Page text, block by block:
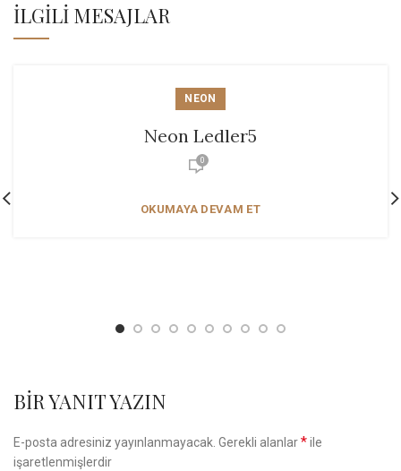
İLGILI MESAJLAR
NEON
Neon Ledler5
0
OKUMAYA DEVAM ET
BIR YANIT YAZIN
E-posta adresiniz yayınlanmayacak. Gerekli alanlar*ile
işaretlenmişlerdir